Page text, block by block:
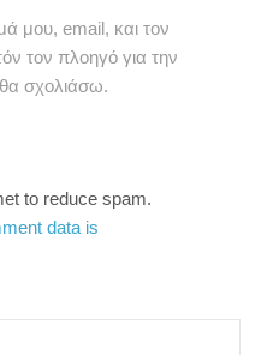
μου, email, και τον
τον πλοηγό για την
σχολιάσω.
to reduce spam.
data is